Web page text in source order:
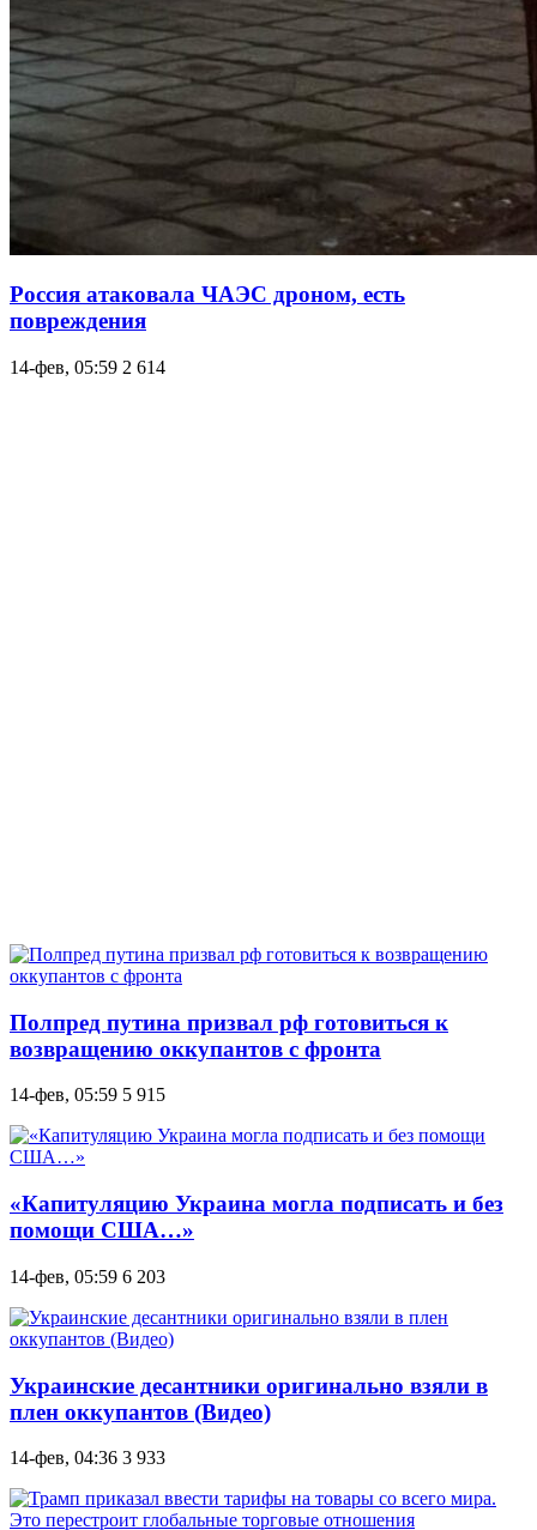
Россия атаковала ЧАЭС дроном, есть
повреждения
14-фев, 05:59 2 614
Полпред путина призвал рф готовиться к
возвращению оккупантов с фронта
14-фев, 05:59 5 915
«Капитуляцию Украина могла подписать и без
помощи США…»
14-фев, 05:59 6 203
Украинские десантники оригинально взяли в
плен оккупантов (Видео)
14-фев, 04:36 3 933